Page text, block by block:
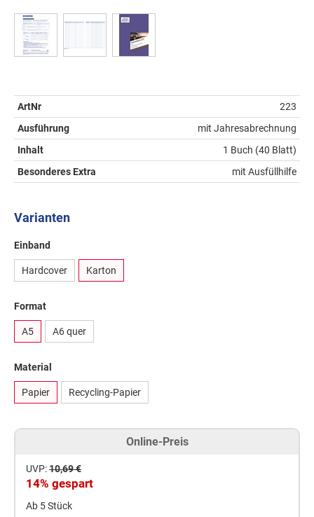
ArtNr
223
Ausführung
mit Jahresabrechnung
Inhalt
1 Buch (40 Blatt)
Besonderes Extra
mit Ausfüllhilfe
Varianten
Einband
Hardcover Karton
Format
A5 A6 quer
Material
Papier Recycling-Papier
Online-Preis
UVP:10,69 €
14% gespart
Ab 5 Stück